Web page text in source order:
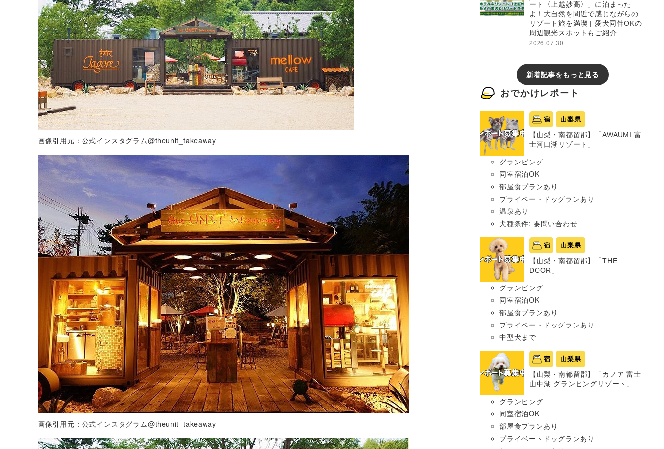
画像引用元：公式インスタグラム@theunit_takeaway
画像引用元：公式インスタグラム@theunit_takeaway
ート〈上越妙高〉」に泊まった
よ！大自然を間近で感じながらの
リゾート旅を満喫 | 愛犬同伴OKの
周辺観光スポットもご紹介
2026.07.30
新着記事をもっと見る
おでかけレポート
宿 山梨県
【山梨・南都留郡】「AWAUMI 富
士河口湖リゾート」
グランピング
同室宿泊OK
部屋食プランあり
プライベートドッグランあり
温泉あり
犬種条件: 要問い合わせ
宿 山梨県
【山梨・南都留郡】「THE
DOOR」
グランピング
同室宿泊OK
部屋食プランあり
プライベートドッグランあり
中型犬まで
宿 山梨県
【山梨・南都留郡】「カノア 富士
山中湖 グランピングリゾート」
グランピング
同室宿泊OK
部屋食プランあり
プライベートドッグランあり